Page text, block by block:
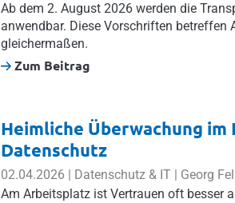
Ab dem 2. August 2026 werden die
anwendbar. Diese Vorschriften betreffen
gleichermaßen.
Zum Beitrag
Heimliche Überwachung
Datenschutz
02.04.2026 | Datenschutz & IT | Georg
Am Arbeitsplatz ist Vertrauen oft besser